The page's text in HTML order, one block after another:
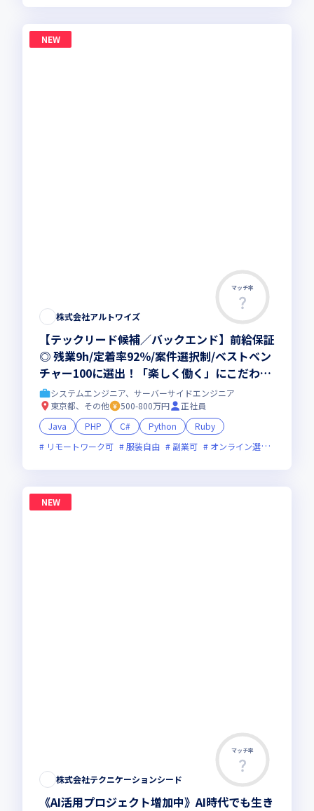
NEW
マッチ率
株式会社アルトワイズ
【テックリード候補／バックエンド】前給保証
◎ 残業9h/定着率92％/案件選択制/ベストベン
チャー100に選出！「楽しく働く」にこだわり
抜く会社。仕事も、人生も、本気で楽しめる環
境へ！
システムエンジニア、サーバーサイドエンジニア
東京都、その他
500-800万円
正社員
Java
PHP C# Python
Ruby
リモートワーク可
服装自由 副業可 オンライン選考可
NEW
マッチ率
株式会社テクニケーションシード
《AI活用プロジェクト増加中》AI時代でも生き